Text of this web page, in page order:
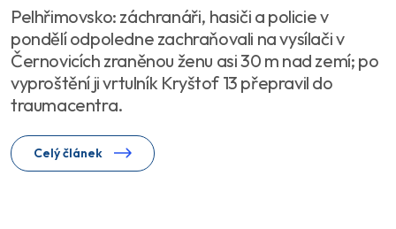
Pelhřimovsko: záchranáři, hasiči a policie v
pondělí odpoledne zachraňovali na vysílači v
Černovicích zraněnou ženu asi 30 m nad zemí; po
vyproštění ji vrtulník Kryštof 13 přepravil do
traumacentra.
Celý článek